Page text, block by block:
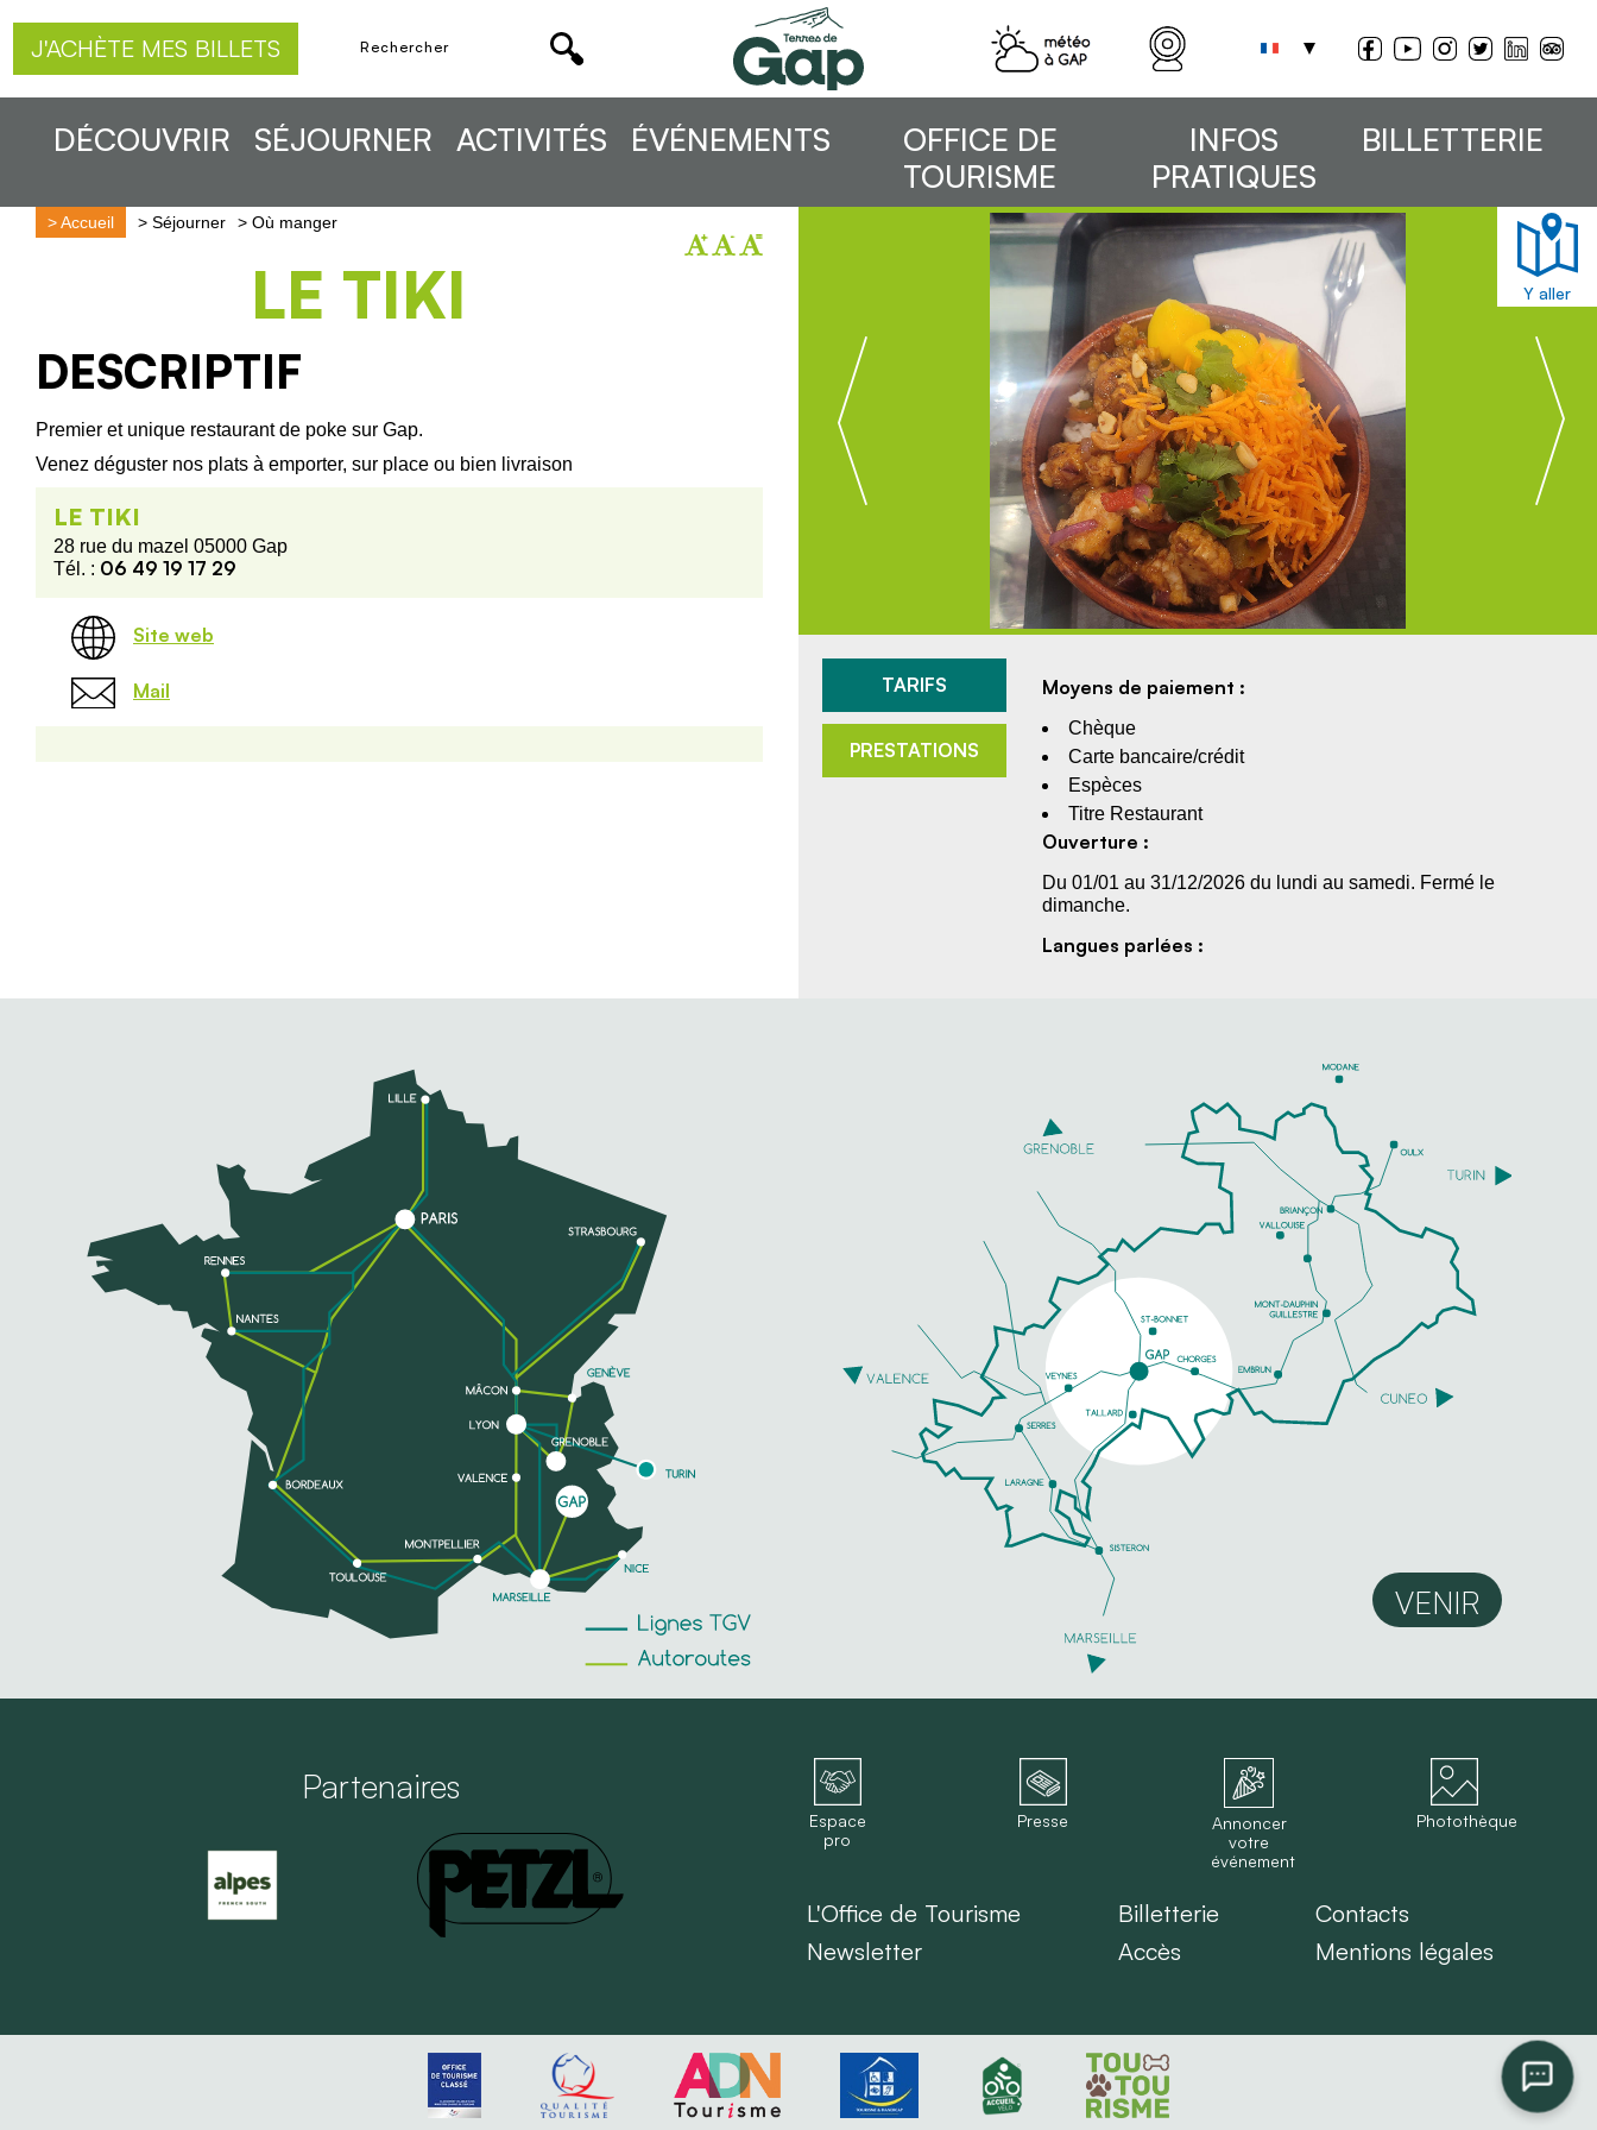
J'ACHÈTE MES BILLETS
DÉCOUVRIR SÉJOURNER ACTIVITÉS ÉVÉNEMENTS
OFFICE DE
TOURISME
INFOS
PRATIQUES
BILLETTERIE
>Accueil > Séjourner > Où manger
LE TIKI
DESCRIPTIF
Premier et unique restaurant de poke sur Gap.
Venez déguster nos plats à emporter, sur place ou bien livraison
LE TIKI
28 rue du mazel 05000 Gap
Tél. : 06 49 19 17 29
Site web
Mail
Y aller
TARIFS
PRESTATIONS
Moyens de paiement :
Chèque
Carte bancaire/crédit
Espèces
Titre Restaurant
Ouverture :
Du 01/01 au 31/12/2026 du lundi au samedi. Fermé le
dimanche.
Langues parlées :
VENIR
Partenaires
Espace
pro
Presse
Annoncer
votre
événement
Photothèque
L'Office de Tourisme
Newsletter
Billetterie
Accès
Contacts
Mentions légales